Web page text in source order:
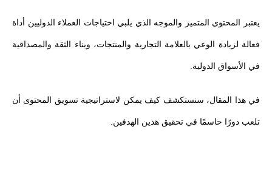
يعتبر المحتوى المتميز والموجه الذي يلبي احتياجات العملاء الدوليين أداة
فعالة لزيادة الوعي بالعلامة التجارية والمنتجات، وبناء الثقة والمصداقية
في الأسواق الدولية.
في هذا المقال، سنستكشف كيف يمكن لاستراتيجية تسويق المحتوى أن
تلعب دورًا حاسمًا في تحقيق هذين الهدفين.